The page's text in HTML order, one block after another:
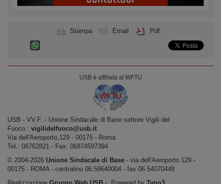
Stampa Email Pdf
USB è affiliata al WFTU
USB ‐ VV.F. - Unione Sindacale di Base settore Vigili del
Fuoco : vigilidelfuoco@usb.it
Via dell'Aeroporto,129 ‐ 00175 ‐ Roma
Tel.: 06762821 ‐ Fax: 06874597394
© 2004-2026 Unione Sindacale di Base ‐ via dell'Aeroporto 129 -
00175 - ROMA - centralino 06.59640004 - fax 06.54070448